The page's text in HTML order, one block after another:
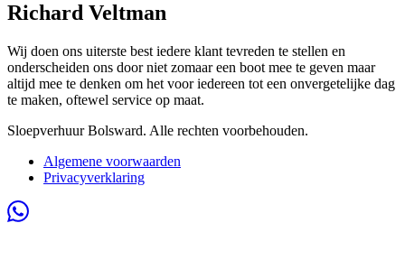
Richard Veltman
Wij doen ons uiterste best iedere klant tevreden te stellen en
onderscheiden ons door niet zomaar een boot mee te geven maar
altijd mee te denken om het voor iedereen tot een onvergetelijke dag
te maken, oftewel service op maat.
Sloepverhuur Bolsward. Alle rechten voorbehouden.
Algemene voorwaarden
Privacyverklaring